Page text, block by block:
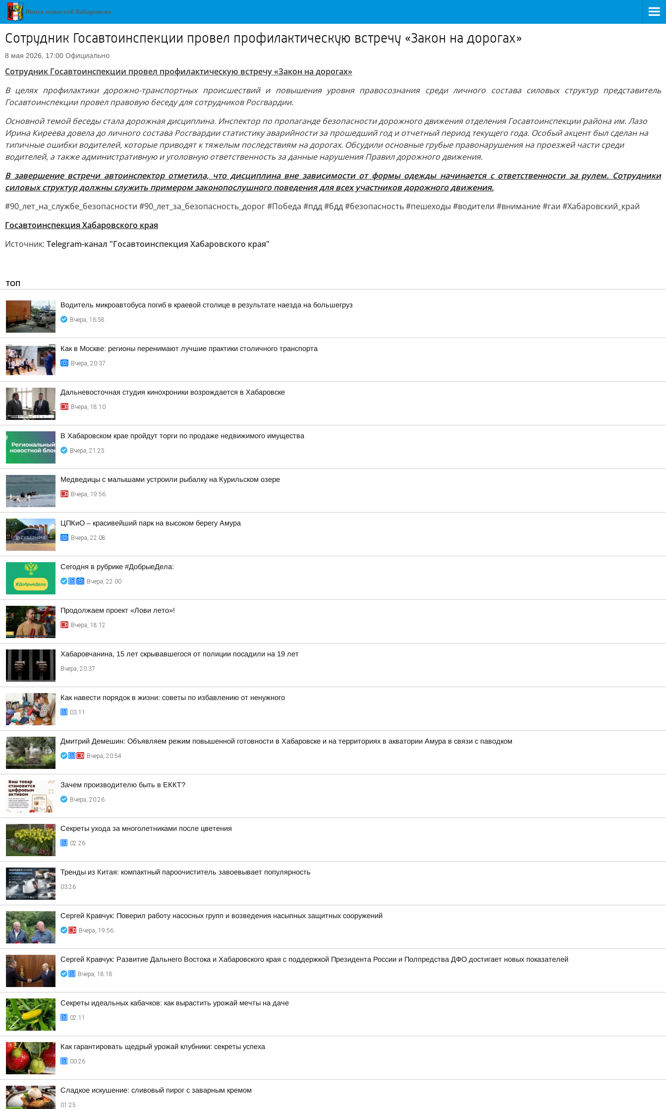
Сотрудник Госавтоинспекции провел профилактическую встречу «Закон на дорогах»
8 мая 2026, 17:00 Официально
Сотрудник Госавтоинспекции провел профилактическую встречу «Закон на дорогах»
В целях профилактики дорожно-транспортных происшествий и повышения уровня правосознания среди личного состава силовых структур представитель
Госавтоинспекции провел правовую беседу для сотрудников Росгвардии.
Основной темой беседы стала дорожная дисциплина. Инспектор по пропаганде безопасности дорожного движения отделения Госавтоинспекции района им. Лазо
Ирина Киреева довела до личного состава Росгвардии статистику аварийности за прошедший год и отчетный период текущего года. Особый акцент был сделан на
типичные ошибки водителей, которые приводят к тяжелым последствиям на дорогах. Обсудили основные грубые правонарушения на проезжей части среди
водителей, а также административную и уголовную ответственность за данные нарушения Правил дорожного движения.
В завершение встречи автоинспектор отметила, что дисциплина вне зависимости от формы одежды начинается с ответственности за рулем. Сотрудники
силовых структур должны служить примером законопослушного поведения для всех участников дорожного движения.
#90_лет_на_службе_безопасности #90_лет_за_безопасность_дорог #Победа #пдд #бдд #безопасность #пешеходы #водители #внимание #гаи #Хабаровский_край
Госавтоинспекция Хабаровского края
Источник: Telegram-канал "Госавтоинспекция Хабаровского края"
ТОП
Водитель микроавтобуса погиб в краевой столице в результате наезда на большегруз
Вчера, 16:58
Как в Москве: регионы перенимают лучшие практики столичного транспорта
Вчера, 20:37
Дальневосточная студия кинохроники возрождается в Хабаровске
Вчера, 18:10
В Хабаровском крае пройдут торги по продаже недвижимого имущества
Вчера, 21:25
Медведицы с малышами устроили рыбалку на Курильском озере
Вчера, 19:56
ЦПКиО – красивейший парк на высоком берегу Амура
Вчера, 22:08
Сегодня в рубрике #ДобрыеДела:
Вчера, 22:00
Продолжаем проект «Лови лето»!
Вчера, 18:12
Хабаровчанина, 15 лет скрывавшегося от полиции посадили на 19 лет
Вчера, 20:37
Как навести порядок в жизни: советы по избавлению от ненужного
03:11
Дмитрий Демешин: Объявляем режим повышенной готовности в Хабаровске и на территориях в акватории Амура в связи с паводком
Вчера, 20:54
Зачем производителю быть в ЕККТ?
Вчера, 20:26
Секреты ухода за многолетниками после цветения
02:26
Тренды из Китая: компактный пароочиститель завоевывает популярность
03:26
Сергей Кравчук: Поверил работу насосных групп и возведения насыпных защитных сооружений
Вчера, 19:56
Сергей Кравчук: Развитие Дальнего Востока и Хабаровского края с поддержкой Президента России и Полпредства ДФО достигает новых показателей
Вчера, 18:18
Секреты идеальных кабачков: как вырастить урожай мечты на даче
02:11
Как гарантировать щедрый урожай клубники: секреты успеха
00:26
Сладкое искушение: сливовый пирог с заварным кремом
01:25